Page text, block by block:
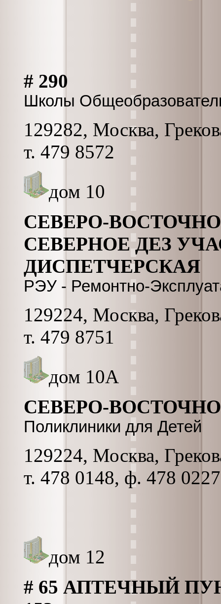
# 290
Школы
129282, Москва,
т. 479 8572
дом 10
СЕВЕРО-
СЕВЕРНОЕ ДЕЗ
ДИСПЕТЧЕРСКАЯ
РЭУ - Ремонтно-
129224, Москва,
т. 479 8751
дом 10А
СЕВЕРО-
Поликлиники для Детей
129224, Москва,
т. 478 0148, ф. 478 0227
дом 12
# 65 АПТЕЧНЫЙ